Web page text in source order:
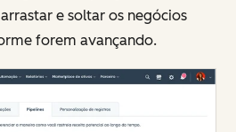
e soltar os negócios
forem avançando.